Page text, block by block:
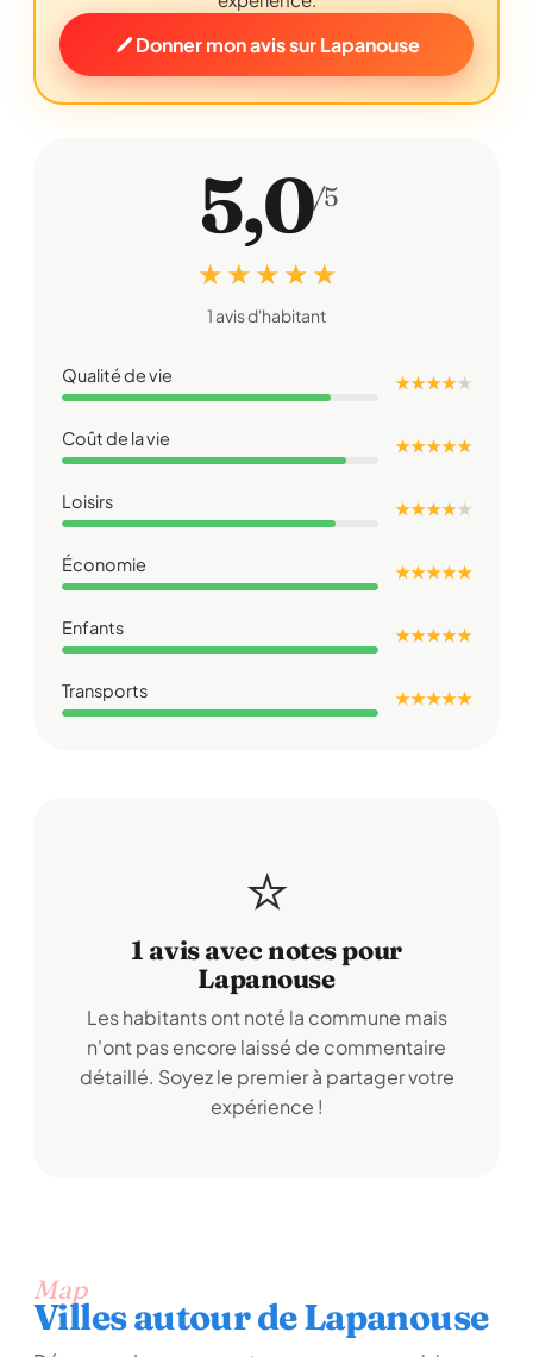
Donner mon avis sur Lapanouse
5,0/5
★ ★ ★ ★ ★
1 avis d'habitant
Qualité de vie ★ ★ ★ ★★
Coût de la vie ★ ★ ★ ★ ★
Loisirs ★ ★ ★ ★★
Économie ★ ★ ★ ★ ★
Enfants ★ ★ ★ ★ ★
Transports ★ ★ ★ ★ ★
⭐
1 avis avec notes pour
Lapanouse
Les habitants ont noté la commune mais
n'ont pas encore laissé de commentaire
détaillé. Soyez le premier à partager votre
expérience !
Map
Villes autour de Lapanouse